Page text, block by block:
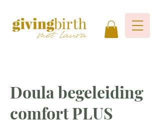
Doula begeleiding
comfort PLUS